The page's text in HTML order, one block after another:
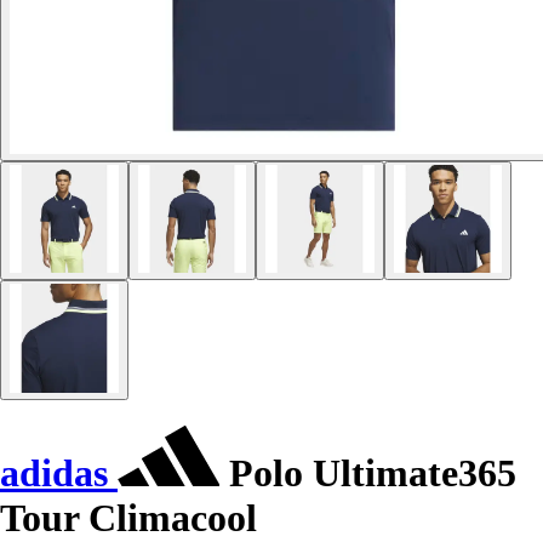
adidas
Polo Ultimate365
Tour Climacool